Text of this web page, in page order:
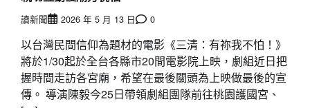
讀新聞 2026 年 5 月 13 日 0
以台灣民間信仰為題材的電影《三清：有祢我不怕！》
將於1/30起於全台各縣市20間電影院上映，劇組近日把
握時間走訪各宮廟，希望在最後關頭為上映做最後的宣
傳。 導演陳毅今25日帶領劇組團隊前往桃園護國宮、